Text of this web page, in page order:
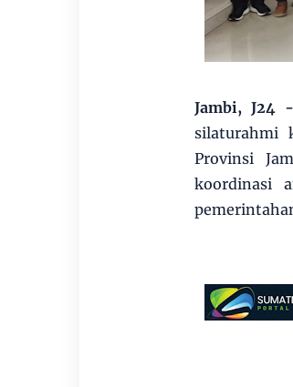
Jambi, J24 -
silaturahmi
Provinsi
koordinasi